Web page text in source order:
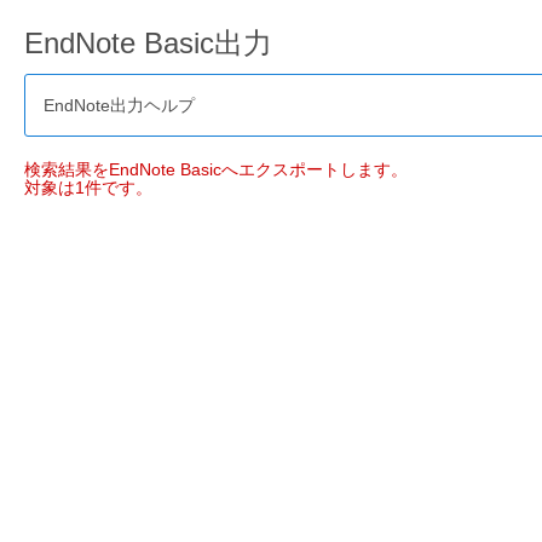
EndNote Basic出力
EndNote出力ヘルプ
検索結果をEndNote Basicへエクスポートします。
対象は1件です。